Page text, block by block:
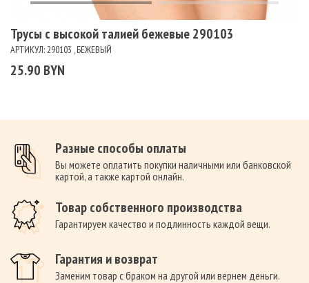
Трусы с высокой талией бежевые 290103
АРТИКУЛ: 290103 , БЕЖЕВЫЙ
25.90 BYN
Разные способы оплаты
Вы можете оплатить покупки наличными или банковской
картой, а также картой онлайн.
Товар собственного производства
Гарантируем качество и подлинность каждой вещи.
Гарантия и возврат
Заменим товар с браком на другой или вернем деньги.